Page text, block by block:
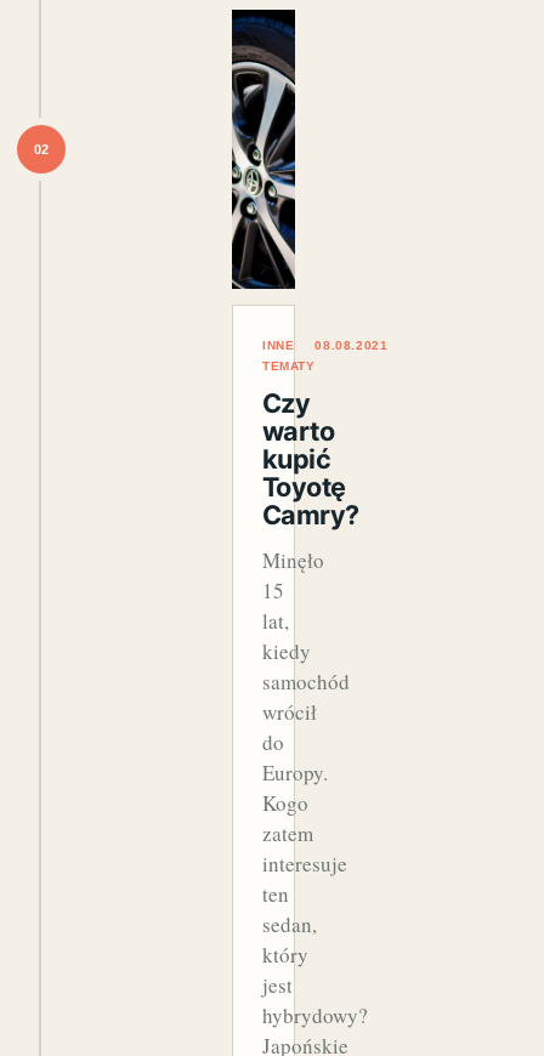
02
INNE
TEMATY
08.08.2021
Czy
warto
kupić
Toyotę
Camry?
Minęło
15
lat,
kiedy
samochód
wrócił
do
Europy.
Kogo
zatem
interesuje
ten
sedan,
który
jest
hybrydowy?
Japońskie